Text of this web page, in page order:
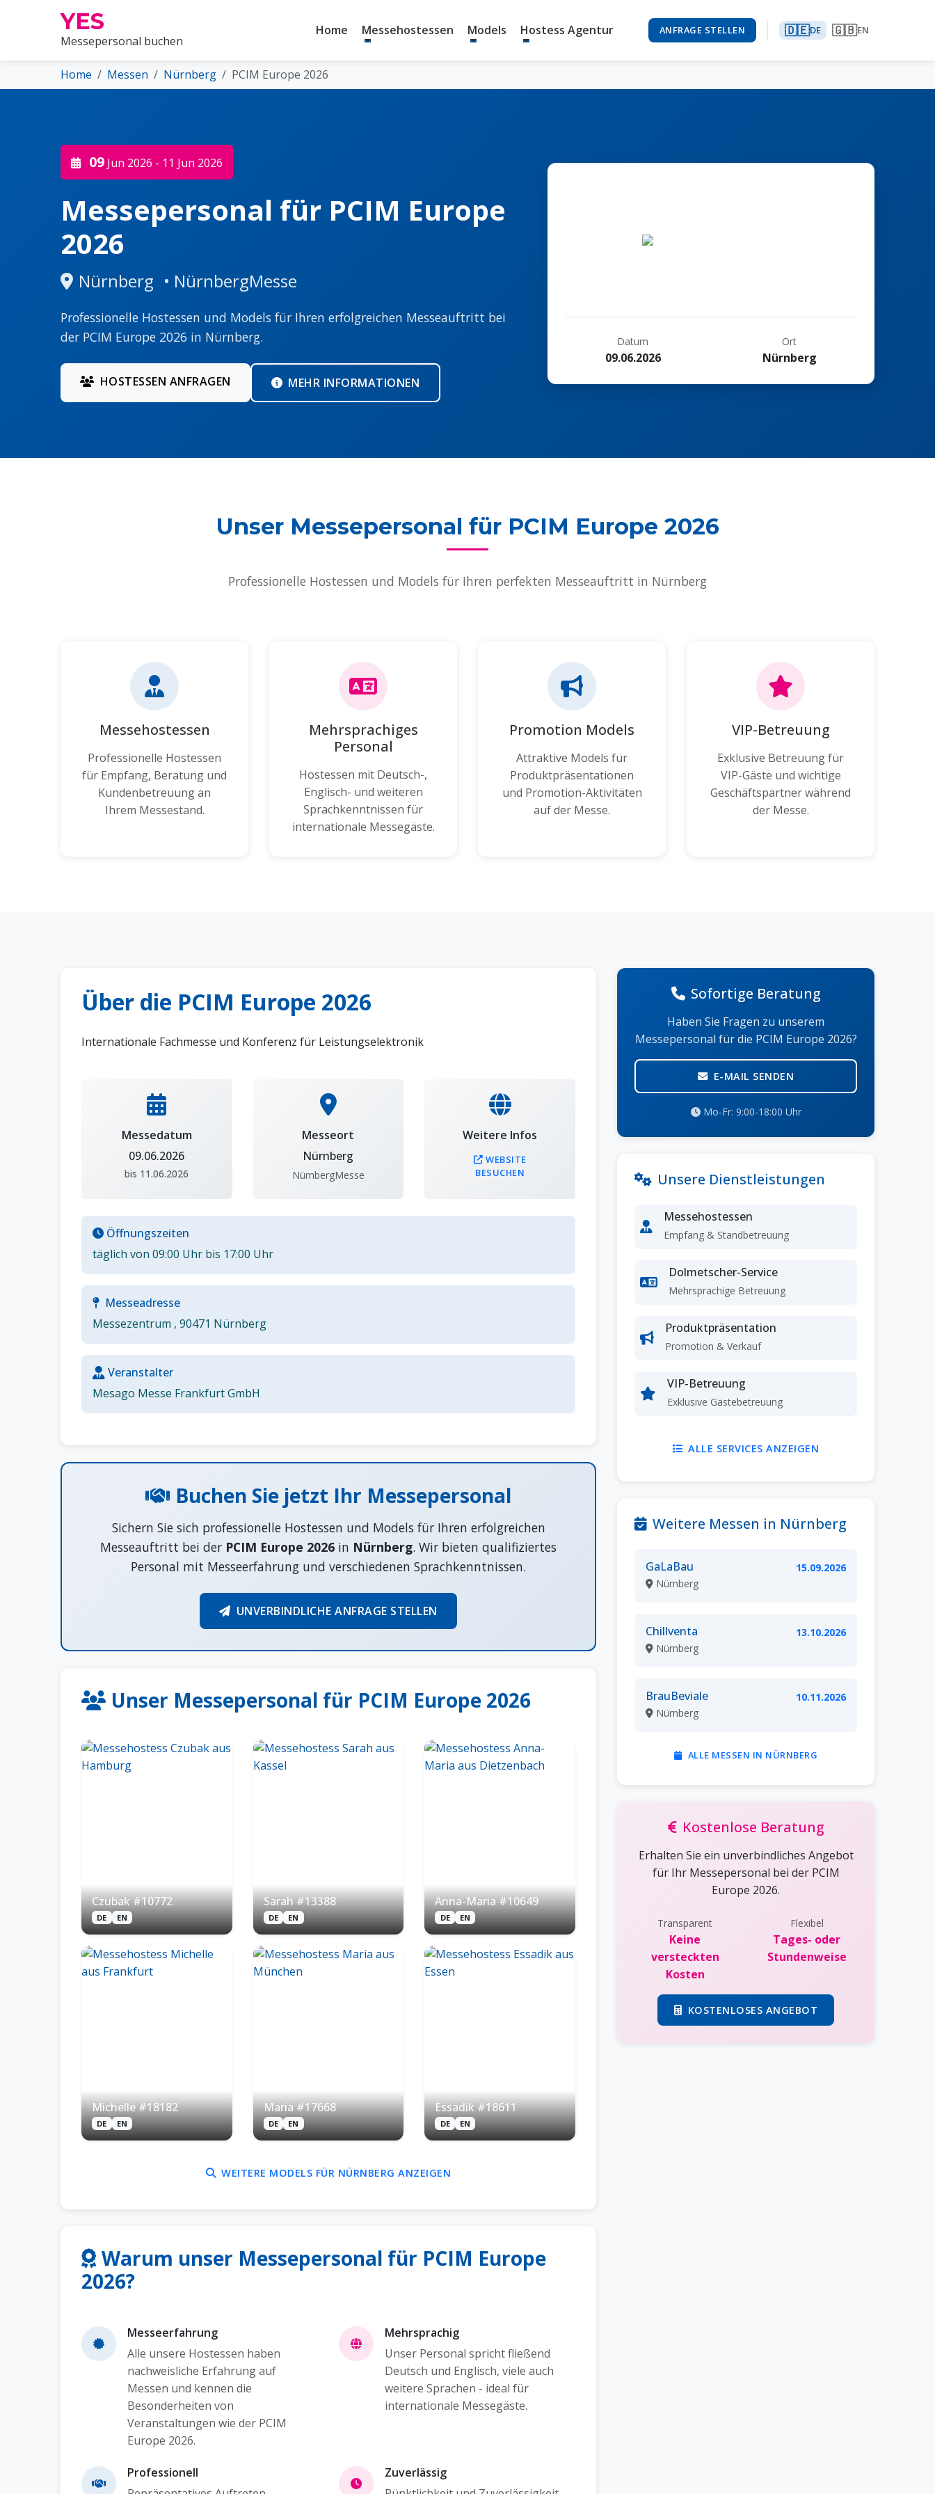
YES
Messepersonal buchen
Home Messehostessen Models Hostess Agentur ANFRAGE STELLEN 🇩🇪DE 🇬🇧EN
Home Messen Nürnberg PCIM Europe 2026
09 Jun 2026 - 11 Jun 2026
Messepersonal für PCIM Europe
2026
Nürnberg • NürnbergMesse
Professionelle Hostessen und Models für Ihren erfolgreichen Messeauftritt bei
der PCIM Europe 2026 in Nürnberg.
HOSTESSEN ANFRAGEN MEHR INFORMATIONEN
Datum
09.06.2026
Ort
Nürnberg
Unser Messepersonal für PCIM Europe 2026
Professionelle Hostessen und Models für Ihren perfekten Messeauftritt in Nürnberg
Messehostessen
Professionelle Hostessen
für Empfang, Beratung und
Kundenbetreuung an
Ihrem Messestand.
Mehrsprachiges
Personal
Hostessen mit Deutsch-,
Englisch- und weiteren
Sprachkenntnissen für
internationale Messegäste.
Promotion Models
Attraktive Models für
Produktpräsentationen
und Promotion-Aktivitäten
auf der Messe.
VIP-Betreuung
Exklusive Betreuung für
VIP-Gäste und wichtige
Geschäftspartner während
der Messe.
Über die PCIM Europe 2026
Internationale Fachmesse und Konferenz für Leistungselektronik
Messedatum
09.06.2026
bis 11.06.2026
Messeort
Nürnberg
NürnbergMesse
Weitere Infos
WEBSITE
BESUCHEN
Öffnungszeiten
täglich von 09:00 Uhr bis 17:00 Uhr
Messeadresse
Messezentrum , 90471 Nürnberg
Veranstalter
Mesago Messe Frankfurt GmbH
Buchen Sie jetzt Ihr Messepersonal
Sichern Sie sich professionelle Hostessen und Models für Ihren erfolgreichen
Messeauftritt bei der PCIM Europe 2026 in Nürnberg. Wir bieten qualifiziertes
Personal mit Messeerfahrung und verschiedenen Sprachkenntnissen.
UNVERBINDLICHE ANFRAGE STELLEN
Unser Messepersonal für PCIM Europe 2026
Czubak #10772
DE EN
Sarah #13388
DE EN
Anna-Maria #10649
DE EN
Michelle #18182
DE EN
Maria #17668
DE EN
Essadik #18611
DE EN
WEITERE MODELS FÜR NÜRNBERG ANZEIGEN
Warum unser Messepersonal für PCIM Europe
2026?
Messeerfahrung
Alle unsere Hostessen haben
nachweisliche Erfahrung auf
Messen und kennen die
Besonderheiten von
Veranstaltungen wie der PCIM
Europe 2026.
Mehrsprachig
Unser Personal spricht fließend
Deutsch und Englisch, viele auch
weitere Sprachen - ideal für
internationale Messegäste.
Professionell
Zuverlässig
Sofortige Beratung
Haben Sie Fragen zu unserem
Messepersonal für die PCIM Europe 2026?
E-MAIL SENDEN
Mo-Fr: 9:00-18:00 Uhr
Unsere Dienstleistungen
Messehostessen
Empfang & Standbetreuung
Dolmetscher-Service
Mehrsprachige Betreuung
Produktpräsentation
Promotion & Verkauf
VIP-Betreuung
Exklusive Gästebetreuung
ALLE SERVICES ANZEIGEN
Weitere Messen in Nürnberg
GaLaBau
Nürnberg
15.09.2026
Chillventa
Nürnberg
13.10.2026
BrauBeviale
Nürnberg
10.11.2026
ALLE MESSEN IN NÜRNBERG
Kostenlose Beratung
Erhalten Sie ein unverbindliches Angebot
für Ihr Messepersonal bei der PCIM
Europe 2026.
Transparent
Keine
versteckten
Kosten
Flexibel
Tages- oder
Stundenweise
KOSTENLOSES ANGEBOT